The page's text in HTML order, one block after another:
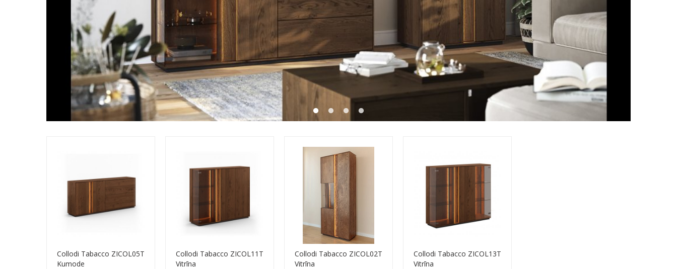
Collodi Tabacco ZICOL05T
Kumode
Collodi Tabacco ZICOL11T
Vitrīna
Collodi Tabacco ZICOL02T
Vitrīna
Collodi Tabacco ZICOL13T
Vitrīna